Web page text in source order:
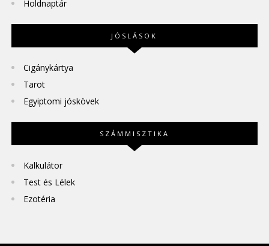
Holdnaptár
JÓSLÁSOK
Cigánykártya
Tarot
Egyiptomi jóskövek
SZÁMMISZTIKA
Kalkulátor
Test és Lélek
Ezotéria